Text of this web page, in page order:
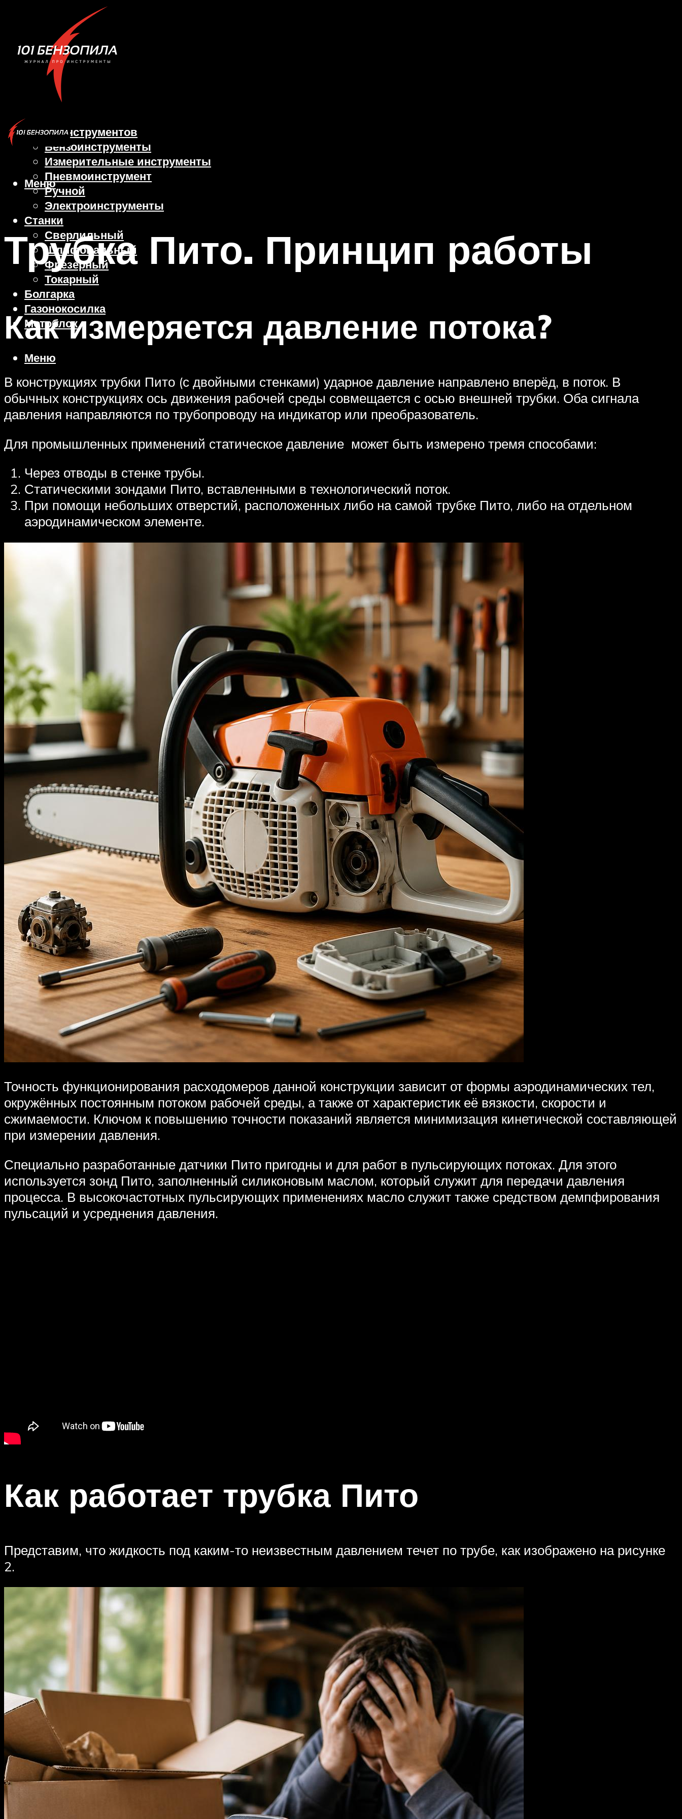
Виды инструментов
Бензоинструменты
Измерительные инструменты
Пневмоинструмент
Ручной
Электроинструменты
Станки
Сверлильный
Шлифовальный
Фрезерный
Токарный
Болгарка
Газонокосилка
Мотоблок
Меню
Меню
Трубка Пито. Принцип работы
Как измеряется давление потока?
В конструкциях трубки Пито (с двойными стенками) ударное давление направлено вперёд, в поток. В
обычных конструкциях ось движения рабочей среды совмещается с осью внешней трубки. Оба сигнала
давления направляются по трубопроводу на индикатор или преобразователь.
Для промышленных применений статическое давление может быть измерено тремя способами:
Через отводы в стенке трубы.
Статическими зондами Пито, вставленными в технологический поток.
При помощи небольших отверстий, расположенных либо на самой трубке Пито, либо на отдельном
аэродинамическом элементе.
Точность функционирования расходомеров данной конструкции зависит от формы аэродинамических тел,
окружённых постоянным потоком рабочей среды, а также от характеристик её вязкости, скорости и
сжимаемости. Ключом к повышению точности показаний является минимизация кинетической составляющей
при измерении давления.
Специально разработанные датчики Пито пригодны и для работ в пульсирующих потоках. Для этого
используется зонд Пито, заполненный силиконовым маслом, который служит для передачи давления
процесса. В высокочастотных пульсирующих применениях масло служит также средством демпфирования
пульсаций и усреднения давления.
Как работает трубка Пито
Представим, что жидкость под каким-то неизвестным давлением течет по трубе, как изображено на рисунке
2.